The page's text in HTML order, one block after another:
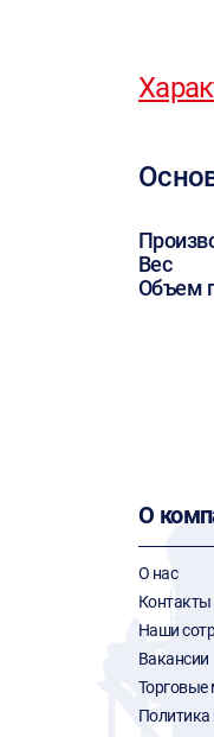
Вес
Объем
О
О нас
Контакты
Наши
Вакансии
Торговые
Политика